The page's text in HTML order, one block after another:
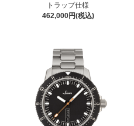
トラップ仕様
462,000円(税込)